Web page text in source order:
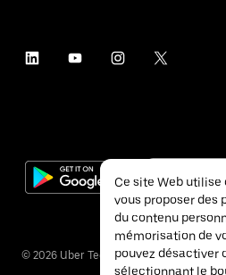
© 2026 Uber Technologies Inc.
Ce site Web utilise
vous proposer des
du contenu
mémorisation de
pouvez désactiver
sélectionnant le